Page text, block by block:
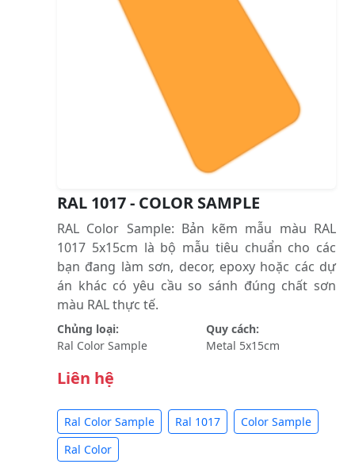
RAL 1017 - COLOR SAMPLE
RAL Color Sample: Bản kẽm mẫu màu RAL
1017 5x15cm là bộ mẫu tiêu chuẩn cho các
bạn đang làm sơn, decor, epoxy hoặc các dự
án khác có yêu cầu so sánh đúng chất sơn
màu RAL thực tế.
Chủng loại:
Ral Color Sample
Quy cách:
Metal 5x15cm
Liên hệ
Ral Color Sample Ral 1017
Color Sample
Ral Color